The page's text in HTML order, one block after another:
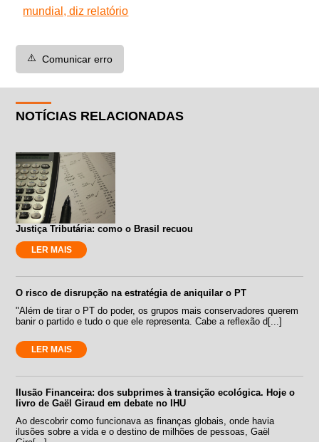
mundial, diz relatório
⚠️ Comunicar erro
NOTÍCIAS RELACIONADAS
Justiça Tributária: como o Brasil recuou
LER MAIS
O risco de disrupção na estratégia de aniquilar o PT
"Além de tirar o PT do poder, os grupos mais conservadores querem
banir o partido e tudo o que ele representa. Cabe a reflexão d[...]
LER MAIS
Ilusão Financeira: dos subprimes à transição ecológica. Hoje o
livro de Gaël Giraud em debate no IHU
Ao descobrir como funcionava as finanças globais, onde havia
ilusões sobre a vida e o destino de milhões de pessoas, Gaël